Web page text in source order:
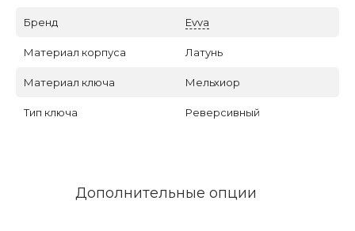
Бренд Evva
Материал корпуса Латунь
Материал ключа Мельхиор
Тип ключа Реверсивный
Дополнительные опции